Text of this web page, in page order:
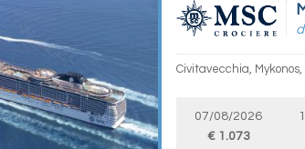
Civitavecchia,
07/08/2026
€ 1.073